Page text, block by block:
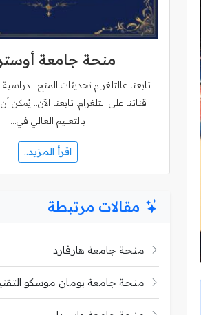
منحة جامعة
تابعنا عالتلغرام تحديثات المنح
قناتنا على التلغرام. تابعنا الآن.. يُمكن
بالتعليم العالي في…
اقرأ المزيد..
مقالات مرتبطة
منحة جامعة هارفارد
منحة جامعة بومان موسكو